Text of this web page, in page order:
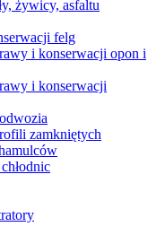
żywicy, asfaltu
felg
i konserwacji opon i
i konserwacji
zamkniętych